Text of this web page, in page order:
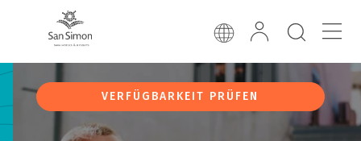
VERFÜGBARKEIT PRÜFEN